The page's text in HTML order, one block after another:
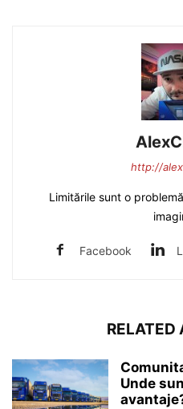
http://
Limitările sunt o
Facebook
RELATED
Unde